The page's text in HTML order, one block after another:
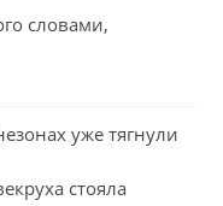
словами,
уже тягнули
стояла